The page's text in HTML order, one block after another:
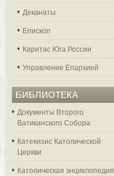
Деканаты
Епископ
Каритас Юга России
Управление Епархией
БИБЛИОТЕКА
Документы Второго
Ватиканского Собора
Катехизис Католической
Церкви
Католическая энциклопедия